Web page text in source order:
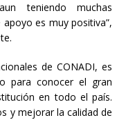
teniendo muchas
es muy positiva”,
de CONADI, es
para conocer el gran
en todo el país.
y mejorar la calidad de